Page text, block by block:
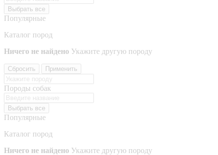
Выбрать все
Популярные
Каталог пород
Ничего не найдено Укажите другую породу
Сбросить Применить
Породы собак
Выбрать все
Популярные
Каталог пород
Ничего не найдено Укажите другую породу